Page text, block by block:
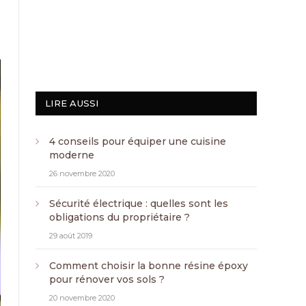
LIRE AUSSI
4 conseils pour équiper une cuisine
moderne
26 novembre 2020
Sécurité électrique : quelles sont les
obligations du propriétaire ?
29 août 2019
Comment choisir la bonne résine époxy
pour rénover vos sols ?
20 novembre 2020